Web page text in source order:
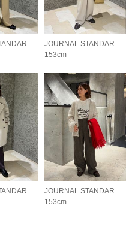
153cm
153cm